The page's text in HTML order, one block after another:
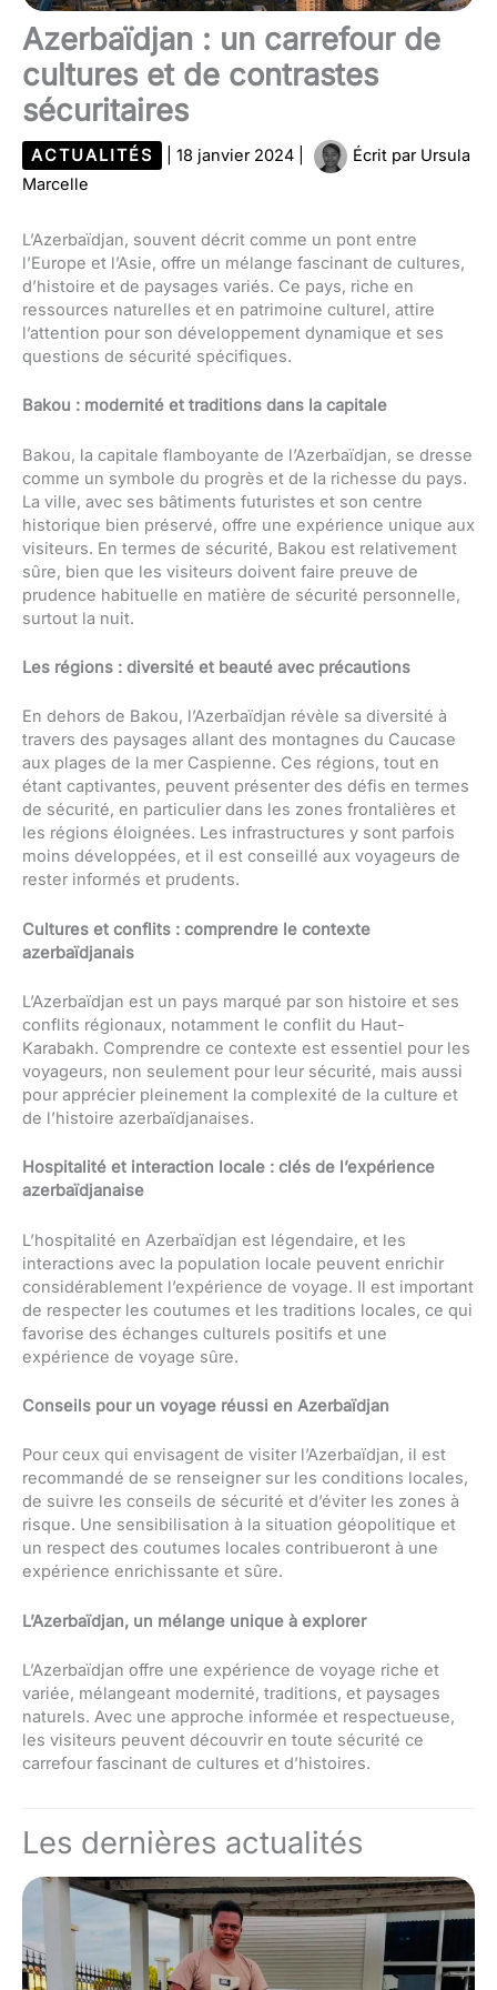
Azerbaïdjan : un carrefour de
cultures et de contrastes
sécuritaires
ACTUALITÉS 18 janvier 2024 Écrit par Ursula
Marcelle
L’Azerbaïdjan, souvent décrit comme un pont entre
l’Europe et l’Asie, offre un mélange fascinant de cultures,
d’histoire et de paysages variés. Ce pays, riche en
ressources naturelles et en patrimoine culturel, attire
l’attention pour son développement dynamique et ses
questions de sécurité spécifiques.
Bakou : modernité et traditions dans la capitale
Bakou, la capitale flamboyante de l’Azerbaïdjan, se dresse
comme un symbole du progrès et de la richesse du pays.
La ville, avec ses bâtiments futuristes et son centre
historique bien préservé, offre une expérience unique aux
visiteurs. En termes de sécurité, Bakou est relativement
sûre, bien que les visiteurs doivent faire preuve de
prudence habituelle en matière de sécurité personnelle,
surtout la nuit.
Les régions : diversité et beauté avec précautions
En dehors de Bakou, l’Azerbaïdjan révèle sa diversité à
travers des paysages allant des montagnes du Caucase
aux plages de la mer Caspienne. Ces régions, tout en
étant captivantes, peuvent présenter des défis en termes
de sécurité, en particulier dans les zones frontalières et
les régions éloignées. Les infrastructures y sont parfois
moins développées, et il est conseillé aux voyageurs de
rester informés et prudents.
Cultures et conflits : comprendre le contexte
azerbaïdjanais
L’Azerbaïdjan est un pays marqué par son histoire et ses
conflits régionaux, notamment le conflit du Haut-
Karabakh. Comprendre ce contexte est essentiel pour les
voyageurs, non seulement pour leur sécurité, mais aussi
pour apprécier pleinement la complexité de la culture et
de l’histoire azerbaïdjanaises.
Hospitalité et interaction locale : clés de l’expérience
azerbaïdjanaise
L’hospitalité en Azerbaïdjan est légendaire, et les
interactions avec la population locale peuvent enrichir
considérablement l’expérience de voyage. Il est important
de respecter les coutumes et les traditions locales, ce qui
favorise des échanges culturels positifs et une
expérience de voyage sûre.
Conseils pour un voyage réussi en Azerbaïdjan
Pour ceux qui envisagent de visiter l’Azerbaïdjan, il est
recommandé de se renseigner sur les conditions locales,
de suivre les conseils de sécurité et d’éviter les zones à
risque. Une sensibilisation à la situation géopolitique et
un respect des coutumes locales contribueront à une
expérience enrichissante et sûre.
L’Azerbaïdjan, un mélange unique à explorer
L’Azerbaïdjan offre une expérience de voyage riche et
variée, mélangeant modernité, traditions, et paysages
naturels. Avec une approche informée et respectueuse,
les visiteurs peuvent découvrir en toute sécurité ce
carrefour fascinant de cultures et d’histoires.
Les dernières actualités